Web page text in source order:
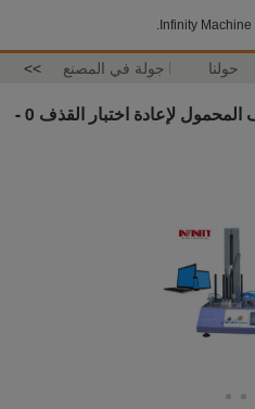
Infinity
حولنا جولة في المصنع >>
آلة اختبار القذف المجهري للهاتف المحمول لإعادة اختبار القذف 0 -